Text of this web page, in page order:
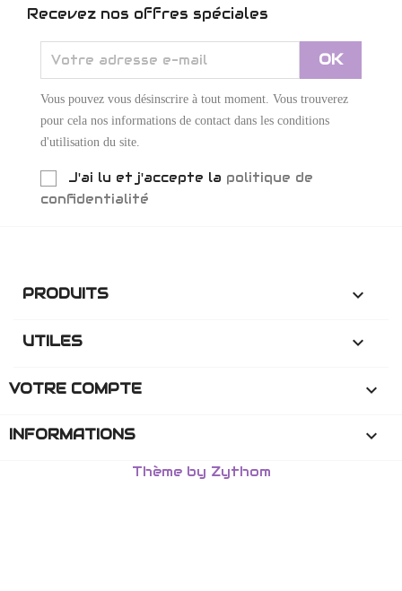
Recevez nos offres spéciales
Vous pouvez vous désinscrire à tout moment. Vous trouverez
pour cela nos informations de contact dans les conditions
d'utilisation du site.
J'ai lu et j'accepte la politique de
confidentialité
PRODUITS 
UTILES 
VOTRE COMPTE 
INFORMATIONS keyboard_arrow_down
Thème by Zythom